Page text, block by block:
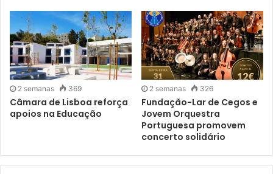
2 semanas 369
Câmara de Lisboa reforça
apoios na Educação
2 semanas 326
Fundação-Lar de Cegos e
Jovem Orquestra
Portuguesa promovem
concerto solidário